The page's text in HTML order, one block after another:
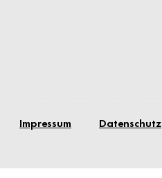
Impressum Datenschutz